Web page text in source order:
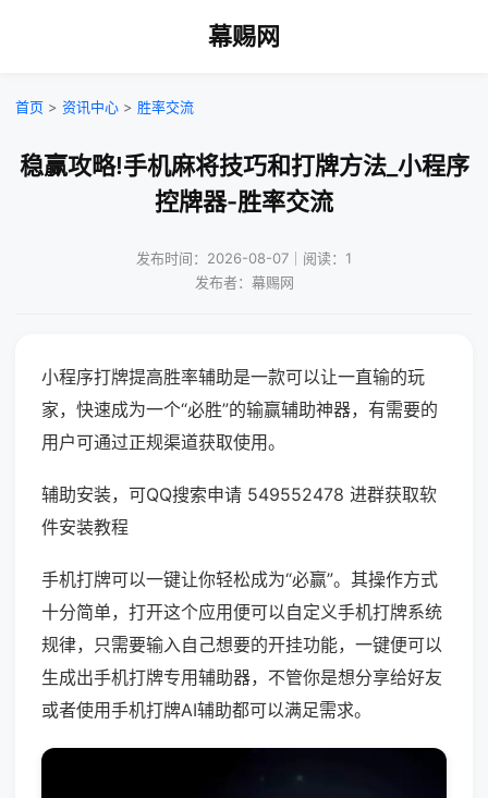
幕赐网
首页 > 资讯中心 > 胜率交流
稳赢攻略!手机麻将技巧和打牌方法_小程序
控牌器-胜率交流
发布时间：2026-08-07｜阅读：1
发布者：幕赐网
小程序打牌提高胜率辅助是一款可以让一直输的玩
家，快速成为一个“必胜”的输赢辅助神器，有需要的
用户可通过正规渠道获取使用。
辅助安装，可QQ搜索申请 549552478 进群获取软
件安装教程
手机打牌可以一键让你轻松成为“必赢”。其操作方式
十分简单，打开这个应用便可以自定义手机打牌系统
规律，只需要输入自己想要的开挂功能，一键便可以
生成出手机打牌专用辅助器，不管你是想分享给好友
或者使用手机打牌AI辅助都可以满足需求。